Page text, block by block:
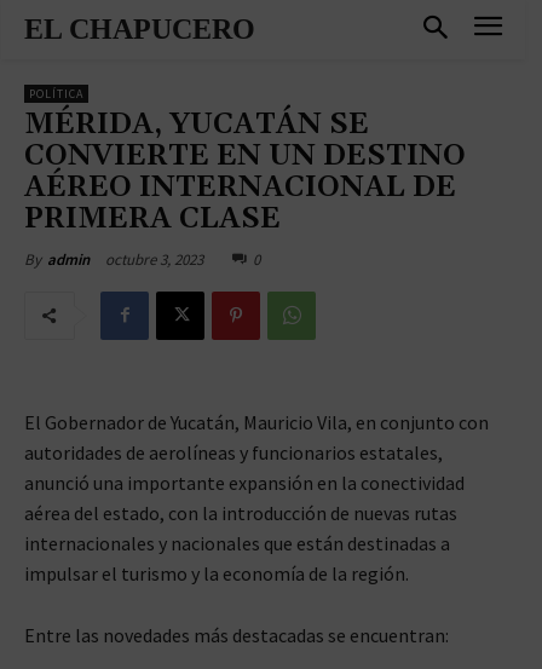
EL CHAPUCERO
POLÍTICA
MÉRIDA, YUCATÁN SE
CONVIERTE EN UN DESTINO
AÉREO INTERNACIONAL DE
PRIMERA CLASE
By admin octubre 3, 2023 0
El Gobernador de Yucatán, Mauricio Vila, en conjunto con
autoridades de aerolíneas y funcionarios estatales,
anunció una importante expansión en la conectividad
aérea del estado, con la introducción de nuevas rutas
internacionales y nacionales que están destinadas a
impulsar el turismo y la economía de la región.
Entre las novedades más destacadas se encuentran: